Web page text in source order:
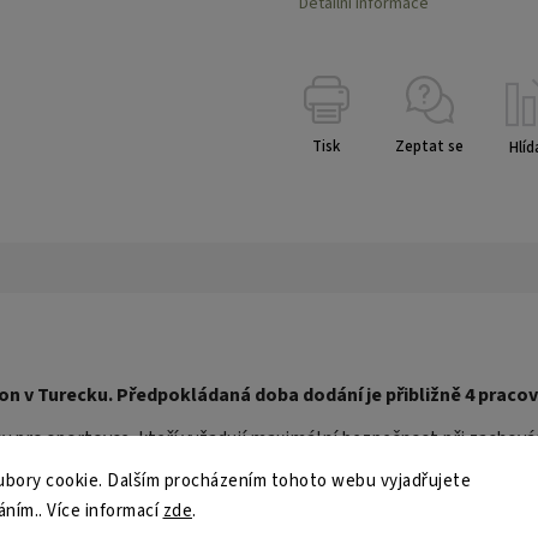
cookie. Dalším procházením tohoto webu vyjadřujete
Více informacízde.
Tisk Zeptat se
v Turecku. Předpokládaná doba dodání je přibližně 4
pro sportovce, kteří vyžadují maximální bezpečnost při
posouvání během intenzivního tréninku i soutěžních
lokty a zároveň pomáhá chránit sparing partnery před